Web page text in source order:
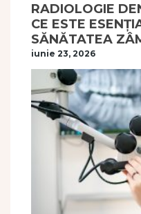
RADIOLOGIE
CE ESTE
SĂNĂTATEA
iunie 23, 2026